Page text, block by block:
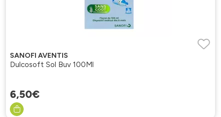
SANOFI AVENTIS
Dulcosoft Sol Buv 100Ml
6,50€